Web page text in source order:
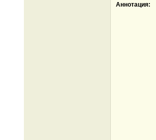
Аннотация: